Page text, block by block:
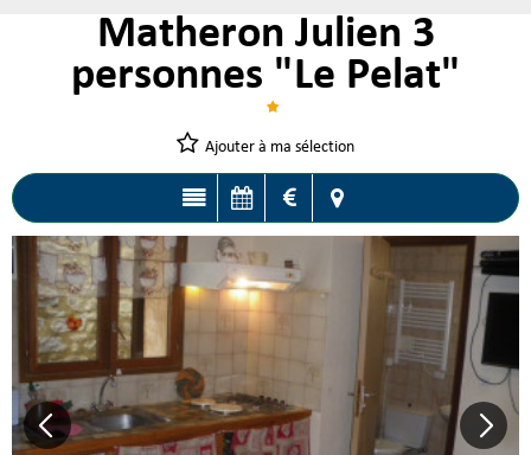
Matheron Julien 3
personnes "Le Pelat"
Ajouter à ma sélection